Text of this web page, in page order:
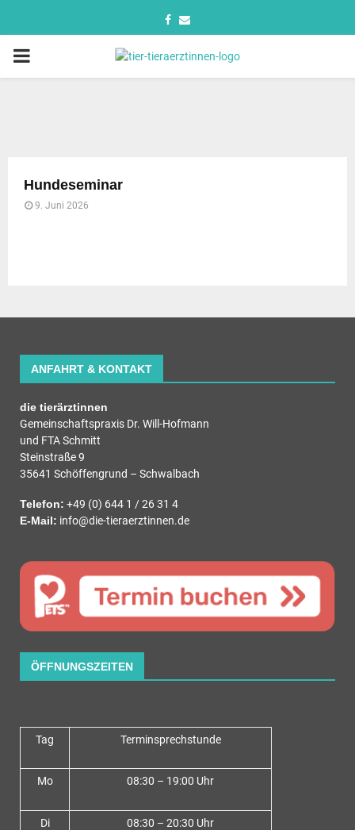
Hundeseminar
9. Juni 2026
ANFAHRT & KONTAKT
die tierärztinnen
Gemeinschaftspraxis Dr. Will-Hofmann
und FTA Schmitt
Steinstraße 9
35641 Schöffengrund – Schwalbach
Telefon: +49 (0) 644 1 / 26 31 4
E-Mail: info@die-tieraerztinnen.de
ÖFFNUNGSZEITEN
Tag Terminsprechstunde
Mo 08:30 – 19:00 Uhr
Di 08:30 – 20:30 Uhr